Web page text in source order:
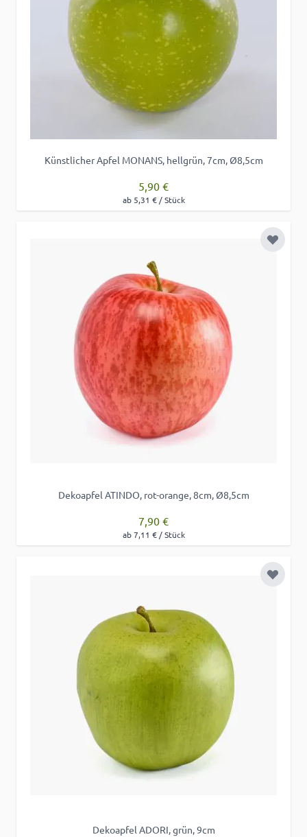
Künstlicher Apfel MONANS, hellgrün, 7cm, Ø8,5cm
5,90 €
ab 5,31 € / Stück
Zur
Dekoapfel ATINDO, rot-orange, 8cm, Ø8,5cm
7,90 €
ab 7,11 € / Stück
Zur
Dekoapfel ADORI, grün, 9cm